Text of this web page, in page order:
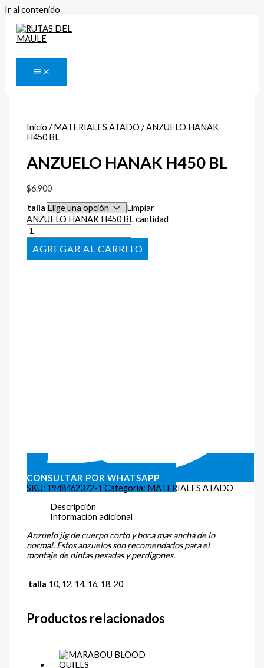
Ir al contenido
Inicio /MATERIALES ATADO / ANZUELO HANAK
H450 BL
ANZUELO HANAK H450 BL
$6.900
talla
Limpiar
ANZUELO HANAK H450 BL cantidad
AÑADIR AL CARRITO
CONSULTAR POR WHATSAPP
SKU: 1948462372-1 Categoría: MATERIALES ATADO
Descripción
Información adicional
Anzuelo jig de cuerpo corto y boca mas ancha de lo
normal. Estos anzuelos son recomendados para el
montaje de ninfas pesadas y perdigones.
talla 10, 12, 14, 16, 18, 20
Productos relacionados